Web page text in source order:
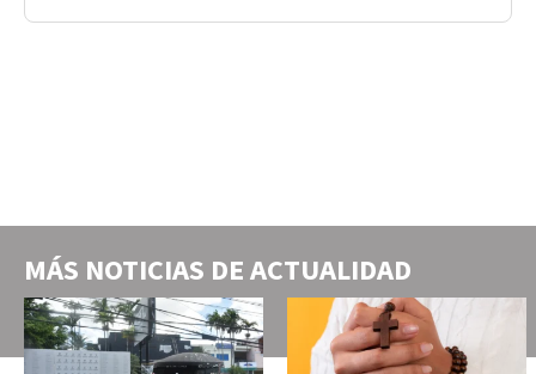
MÁS NOTICIAS DEACTUALIDAD